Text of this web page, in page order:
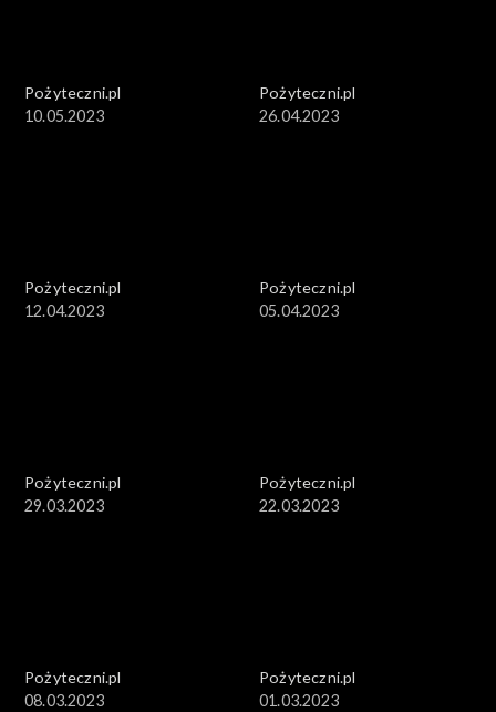
Pożyteczni.pl
10.05.2023
Pożyteczni.pl
26.04.2023
Pożyteczni.pl
12.04.2023
Pożyteczni.pl
05.04.2023
Pożyteczni.pl
29.03.2023
Pożyteczni.pl
22.03.2023
Pożyteczni.pl
08.03.2023
Pożyteczni.pl
01.03.2023